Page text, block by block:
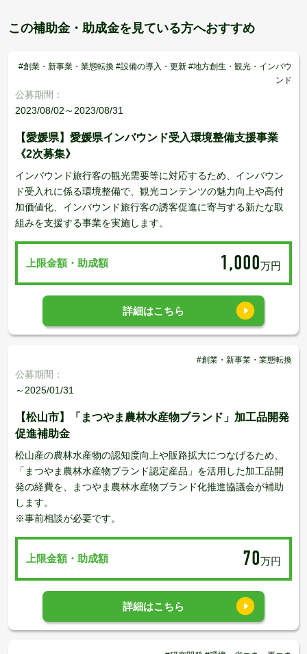
この補助金・助成金を見ている方へおすすめ
#創業・新事業・業態転換 #設備の導入・更新 #地方創生・観光・インバウ
ンド
公募期間：
2023/08/02～2023/08/31
【愛媛県】愛媛県インバウンド受入環境整備支援事業
《2次募集》
インバウンド旅行客の観光需要等に対応するため、インバウン
ド受入れに係る環境整備で、観光コンテンツの魅力向上や高付
加価値化、インバウンド旅行客の誘客促進に寄与する新たな取
組みを支援する事業を実施します。
上限金額・助成額 1,000万円
詳細はこちら
#創業・新事業・業態転換
公募期間：
～2025/01/31
【松山市】「まつやま農林水産物ブランド」加工品開発
促進補助金
松山産の農林水産物の認知度向上や販路拡大につなげるため、
「まつやま農林水産物ブランド認定産品」を活用した加工品開
発の経費を、まつやま農林水産物ブランド化推進協議会が補助
します。
※事前相談が必要です。
上限金額・助成額 70万円
詳細はこちら